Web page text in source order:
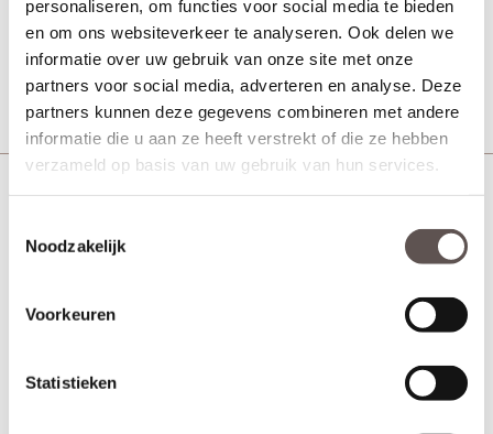
personaliseren, om functies voor social media te bieden
en om ons websiteverkeer te analyseren. Ook delen we
informatie over uw gebruik van onze site met onze
partners voor social media, adverteren en analyse. Deze
partners kunnen deze gegevens combineren met andere
informatie die u aan ze heeft verstrekt of die ze hebben
verzameld op basis van uw gebruik van hun services.
Noodzakelijk
Voorkeuren
Statistieken
€ 25,10
Meer info
Garantie en onderhoud
gebruik aan slijtage onderhevig. Het is daarom goed om stil te
staan bij de specifieke eigenschappen van het materiaal en de
beste kunt onderhouden.
Regelmatig onderhoud verlengt de levensduur van het product.
Gebruik geen agressieve reinigingsmiddelen en